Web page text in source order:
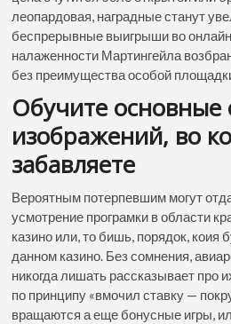
леопардовая, наградные станут
беспрерывные выигрыши во
налаженности Мартингейла
без преимущества особой
Обучите основные
изображений, во
забавляете
Вероятным потерпевшим могут
усмотрение програмки в области
казино или, то бишь, порядок, коия
данном казино. Без сомнения,
никогда лишать рассказывает про
по принципу «вмочил ставку —
вращаются а еще бонусные игры,